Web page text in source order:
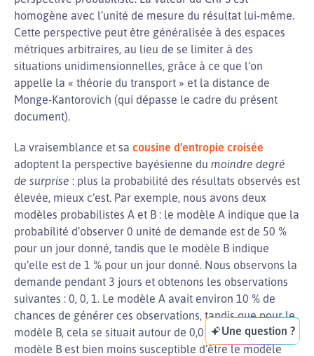
homogène avec l’unité de mesure du résultat lui-même.
Cette perspective peut être généralisée à des espaces
métriques arbitraires, au lieu de se limiter à des
situations unidimensionnelles, grâce à ce que l’on
appelle la « théorie du transport » et la distance de
Monge-Kantorovich (qui dépasse le cadre du présent
document).
La vraisemblance et sa cousine d’entropie croisée
adoptent la perspective bayésienne du moindre degré
de surprise : plus la probabilité des résultats observés est
élevée, mieux c’est. Par exemple, nous avons deux
modèles probabilistes A et B : le modèle A indique que la
probabilité d’observer 0 unité de demande est de 50 %
pour un jour donné, tandis que le modèle B indique
qu’elle est de 1 % pour un jour donné. Nous observons la
demande pendant 3 jours et obtenons les observations
suivantes : 0, 0, 1. Le modèle A avait environ 10 % de
chances de générer ces observations, tandis que pour le
modèle B, cela se situait autour de 0,01 %. Ainsi, le
modèle B est bien moins susceptible d’être le modèle
Une question ?